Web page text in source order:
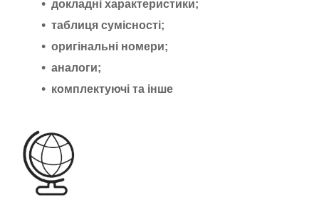
докладні характеристики;
таблиця сумісності;
оригінальні номери;
аналоги;
комплектуючі та інше